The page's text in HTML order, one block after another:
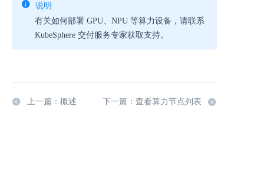
说明
有关如何部署 GPU、NPU 等算力设备，请联系
KubeSphere 交付服务专家获取支持。
上一篇：概述 下一篇：查看算力节点列表